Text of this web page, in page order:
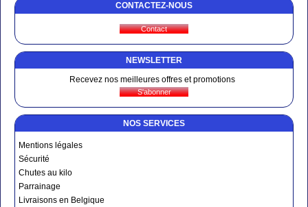
CONTACTEZ-NOUS
NEWSLETTER
Recevez nos meilleures offres et promotions
NOS SERVICES
Mentions légales
Sécurité
Chutes au kilo
Parrainage
Livraisons en Belgique